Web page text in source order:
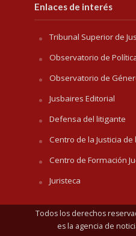
Enlaces de interés
Tribunal Superior de
Observatorio de
Observatorio de
Jusbaires Editorial
Defensa del litigante
Centro de la Justicia de
Centro de Formación
Juristeca
Todos los derechos
es la agencia de